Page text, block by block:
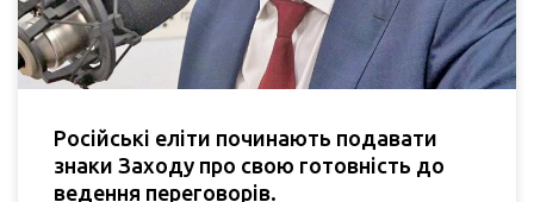
Російські еліти починають подавати
знаки Заходу про свою готовність до
ведення переговорів.